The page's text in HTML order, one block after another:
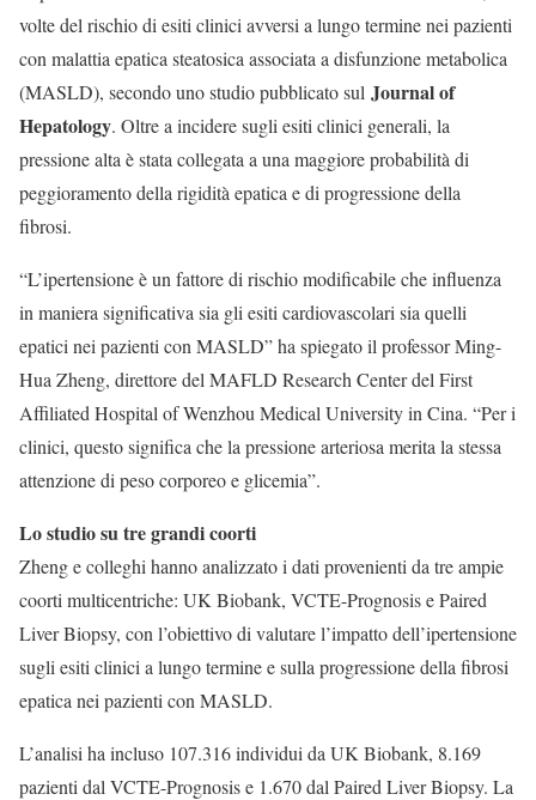
volte del rischio di esiti clinici avversi a lungo termine nei pazienti
con malattia epatica steatosica associata a disfunzione metabolica
(MASLD), secondo uno studio pubblicato sul Journal of
Hepatology. Oltre a incidere sugli esiti clinici generali, la
pressione alta è stata collegata a una maggiore probabilità di
peggioramento della rigidità epatica e di progressione della
fibrosi.
“L’ipertensione è un fattore di rischio modificabile che influenza
in maniera significativa sia gli esiti cardiovascolari sia quelli
epatici nei pazienti con MASLD” ha spiegato il professor Ming-
Hua Zheng, direttore del MAFLD Research Center del First
Affiliated Hospital of Wenzhou Medical University in Cina. “Per i
clinici, questo significa che la pressione arteriosa merita la stessa
attenzione di peso corporeo e glicemia”.
Lo studio su tre grandi coorti
Zheng e colleghi hanno analizzato i dati provenienti da tre ampie
coorti multicentriche: UK Biobank, VCTE-Prognosis e Paired
Liver Biopsy, con l’obiettivo di valutare l’impatto dell’ipertensione
sugli esiti clinici a lungo termine e sulla progressione della fibrosi
epatica nei pazienti con MASLD.
L’analisi ha incluso 107.316 individui da UK Biobank, 8.169
pazienti dal VCTE-Prognosis e 1.670 dal Paired Liver Biopsy. La